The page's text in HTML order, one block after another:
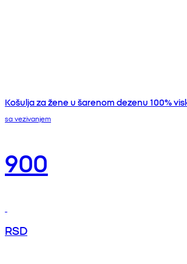
Košulja za žene u šarenom dezenu 100%
sa vezivanjem
900
RSD